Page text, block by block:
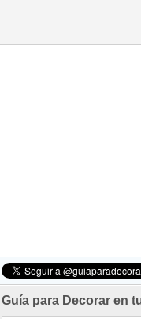
Guía para Decorar en